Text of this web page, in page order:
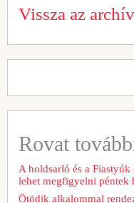
Vissza az
Rovat
A holdsarló és a
lehet megfigyelni péntek
Ötödik alkalommal